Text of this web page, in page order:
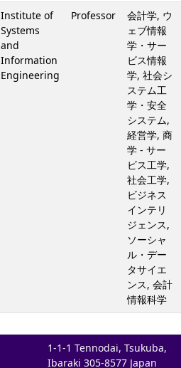
Institute of
Systems
and
Information
Engineering
Professor
会計学, ウ
ェブ情報
学・サー
ビス情報
学, 社会シ
ステム工
学・安全
システム,
経営学, 商
学 - サー
ビス工学,
社会工学,
ビジネス
インテリ
ジェンス,
ソーシャ
ル・デー
タサイエ
ンス, 会計
情報科学
1-1-1 Tennodai, Tsukuba,
Ibaraki 305-8577 Japan